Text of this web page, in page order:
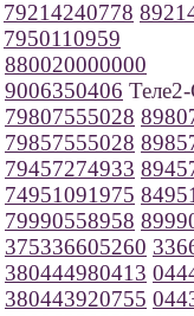
79214240778
7950110959
880020000000
9006350406
79807555028
79857555028
79457274933
74951091975
79990558958
375336605260
380444980413
380443920755